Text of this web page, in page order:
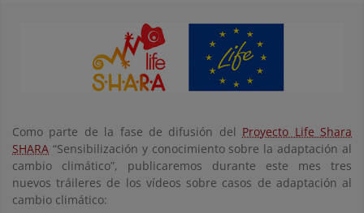
Como parte de la fase de difusión del Proyecto Life Shara
SHARA “Sensibilización y conocimiento sobre la adaptación al
cambio climático”, publicaremos durante este mes
tres
nuevos tráileres de los vídeos sobre casos de adaptación al
cambio climático: